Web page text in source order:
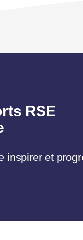
RSE
inspirer et